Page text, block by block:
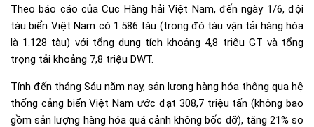
Theo báo cáo của Cục Hàng hải Việt Nam, đến ngày 1/6, đội
tàu biển Việt Nam có 1.586 tàu (trong đó tàu vận tải hàng hóa
là 1.128 tàu) với tổng dung tích khoảng 4,8 triệu GT và tổng
trọng tải khoảng 7,8 triệu DWT.
Tính đến tháng Sáu năm nay, sản lượng hàng hóa thông qua hệ
thống cảng biển Việt Nam ước đạt 308,7 triệu tấn (không bao
gồm sản lượng hàng hóa quá cảnh không bốc dỡ), tăng 21% so